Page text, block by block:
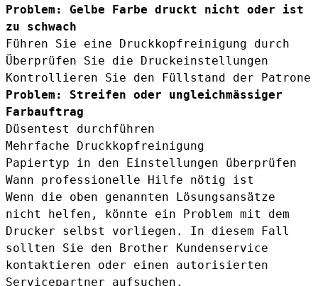
Problem: Gelbe Farbe druckt nicht oder ist
zu schwach
Führen Sie eine Druckkopfreinigung durch
Überprüfen Sie die Druckeinstellungen
Kontrollieren Sie den Füllstand der Patrone
Problem: Streifen oder ungleichmässiger
Farbauftrag
Düsentest durchführen
Mehrfache Druckkopfreinigung
Papiertyp in den Einstellungen überprüfen
Wann professionelle Hilfe nötig ist
Wenn die oben genannten Lösungsansätze
nicht helfen, könnte ein Problem mit dem
Drucker selbst vorliegen. In diesem Fall
sollten Sie den Brother Kundenservice
kontaktieren oder einen autorisierten
Servicepartner aufsuchen.